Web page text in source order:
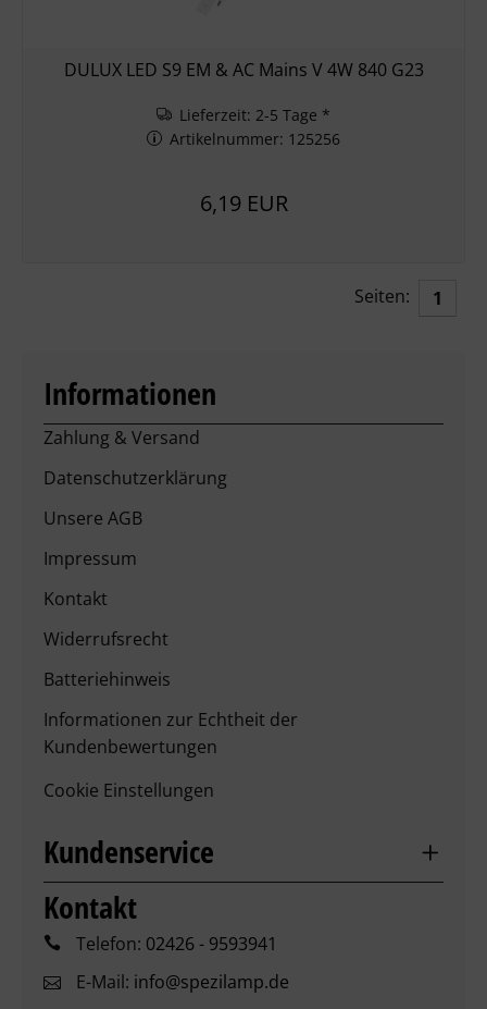
DULUX LED S9 EM & AC Mains V 4W 840 G23
Lieferzeit: 2-5 Tage *
Artikelnummer: 125256
6,19 EUR
Seiten: 1
Informationen
Zahlung & Versand
Datenschutzerklärung
Unsere AGB
Impressum
Kontakt
Widerrufsrecht
Batteriehinweis
Informationen zur Echtheit der
Kundenbewertungen
Cookie Einstellungen
Kundenservice
Kontakt
Telefon: 02426 - 9593941
E-Mail: info@spezilamp.de